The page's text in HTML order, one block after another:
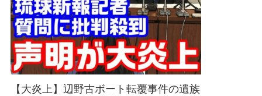
【大炎上】辺野古ボート転覆事件の遺族